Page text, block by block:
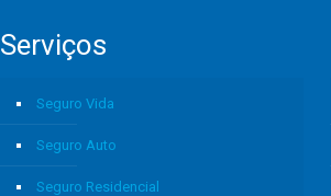
Serviços
Seguro Vida
Seguro Auto
Seguro Residencial